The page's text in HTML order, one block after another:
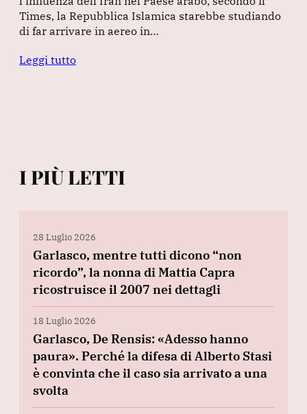
Times, la Repubblica Islamica starebbe studiando
di far arrivare in aereo in…
Leggi tutto
I PIÙ LETTI
28 Luglio 2026
Garlasco, mentre tutti dicono “non
ricordo”, la nonna di Mattia Capra
ricostruisce il 2007 nei dettagli
18 Luglio 2026
Garlasco, De Rensis: «Adesso hanno
paura». Perché la difesa di Alberto Stasi
è convinta che il caso sia arrivato a una
svolta